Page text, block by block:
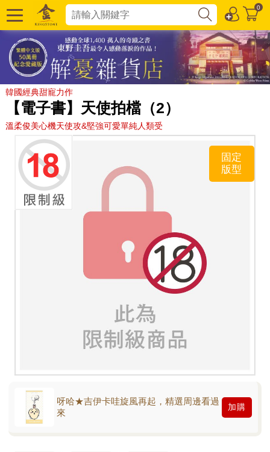
0
韓國經典甜寵力作
【電子書】天使拍檔（2）
溫柔俊美心機天使攻&堅強可愛單純人類受
固定
版型
呀哈★吉伊卡哇旋風再起，精選周邊看過
來
加購